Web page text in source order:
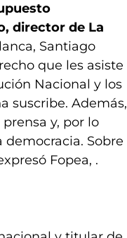
director de La
Santiago
que les asiste
Nacional y los
suscribe. Además,
y, por lo
Sobre
Fopea, .